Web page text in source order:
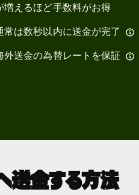
増えるほど手数料がお得
常は数秒以内に送金が完了
外送金の為替レートを保証
送金する方法